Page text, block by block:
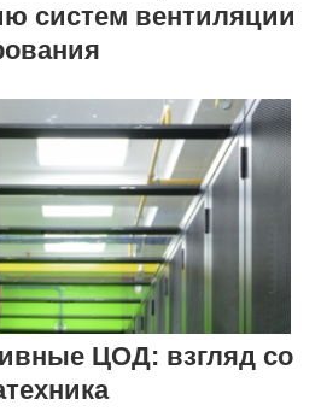
систем вентиляции
ЦОД: взгляд со